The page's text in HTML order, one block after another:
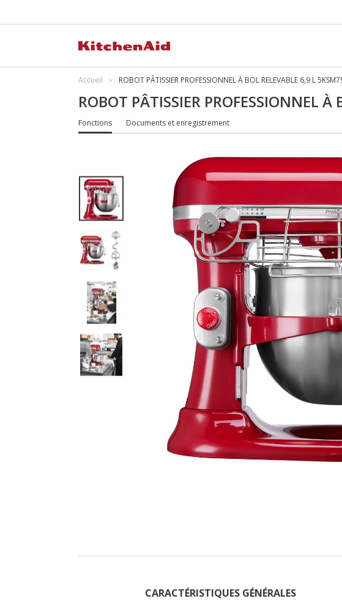
Accueil ROBOT PÂTISSIER PROFESSIONNEL À BOL RELEVABLE 6,9 L
ROBOT PÂTISSIER PROFESSIONNEL
Fonctions Documents et enregistrement
CARACTÉRISTIQUES GÉNÉRALES